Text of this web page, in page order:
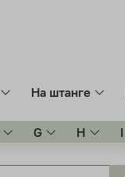
На штанге
G H I